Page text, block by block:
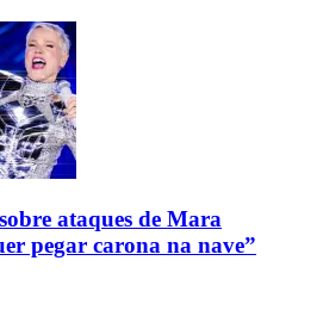
ataques de Mara
pegar carona na nave”